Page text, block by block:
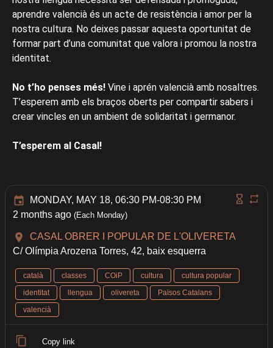
aprendre valencià és un acte de resistència i amor per la
nostra cultura. No deixes passar aquesta oportunitat de
formar part d’una comunitat que valora i promou la nostra
identitat.
No t’ho penses més! Vine i aprén valencià amb nosaltres.
T’esperem amb els braços oberts per compartir sabers i
crear vincles en un ambient de solidaritat i germanor.
T’esperem al Casal!
MONDAY, MAY 18, 06:30 PM-08:30 PM
2 months ago (Each Monday)
CASAL OBRER I POPULAR DE L'OLIVERETA
C/ Olímpia Arozena Torres, 42, baix esquerra
català classes COiP cultura
cultura popular
identitat
llengua olivereta
Països Catalans
valencià
Copy link